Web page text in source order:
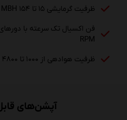
ظرفیت گرمایشی ۱۵ تا ۱۵۴ MBH
RPM
ظرفیت هوادهی از ۱۰۰۰ تا ۴۸۰۰ CFM
آپشن‌های قابل